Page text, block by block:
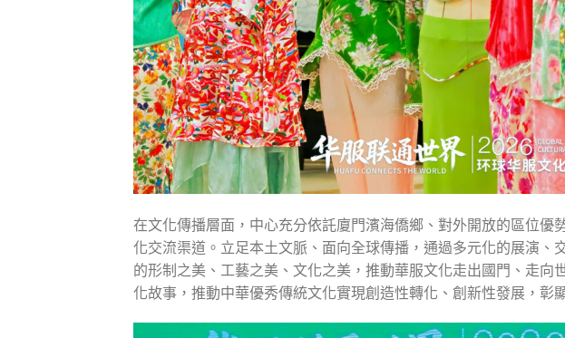
在文化傳播層面，中心充分依託廈門濱海僑鄉、對外開放的區位優
化交流渠道。立足本土文脈、面向全球傳播，通過多元化的展演、
的形制之美、工藝之美、文化之美，推動華服文化走出國門、走向
化故事，推動中華優秀傳統文化實現創造性轉化、創新性發展，彰